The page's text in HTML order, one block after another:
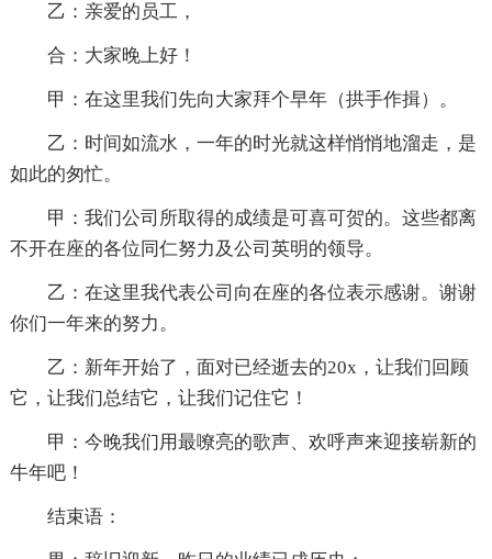
乙：亲爱的员工，
合：大家晚上好！
甲：在这里我们先向大家拜个早年（拱手作揖）。
乙：时间如流水，一年的时光就这样悄悄地溜走，是
如此的匆忙。
甲：我们公司所取得的成绩是可喜可贺的。这些都离
不开在座的各位同仁努力及公司英明的领导。
乙：在这里我代表公司向在座的各位表示感谢。谢谢
你们一年来的努力。
乙：新年开始了，面对已经逝去的20x，让我们回顾
它，让我们总结它，让我们记住它！
甲：今晚我们用最嘹亮的歌声、欢呼声来迎接崭新的
牛年吧！
结束语：